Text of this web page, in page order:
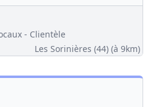
- Clientèle
Les Sorinières (44) (à 9km)